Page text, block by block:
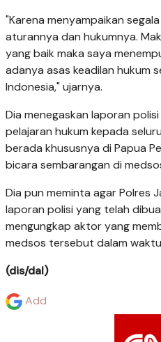
"Karena menyampaikan
aturannya dan hukumnya.
yang baik maka saya
adanya asas keadilan hukum
Indonesia," ujarnya.
Dia menegaskan laporan
pelajaran hukum kepada
berada khususnya di Papua
bicara sembarangan di
Dia pun meminta agar Polres
laporan polisi yang telah
mengungkap aktor yang
medsos tersebut dalam
(dis/dal)
Add